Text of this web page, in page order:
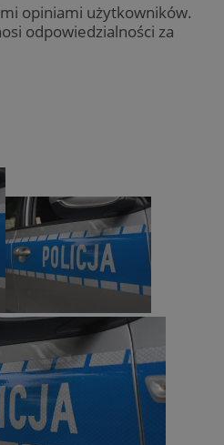
opiniami użytkowników.
odpowiedzialności za